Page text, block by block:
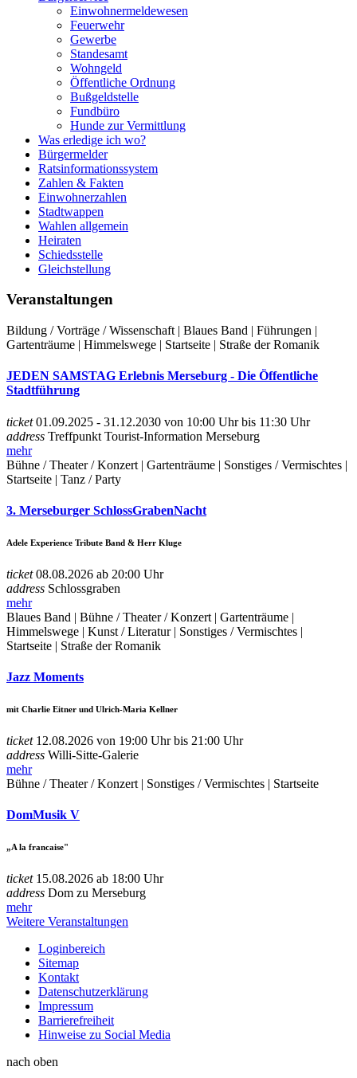
Einwohnermeldewesen
Feuerwehr
Gewerbe
Standesamt
Wohngeld
Öffentliche Ordnung
Bußgeldstelle
Fundbüro
Hunde zur Vermittlung
Was erledige ich wo?
Bürgermelder
Ratsinformationssystem
Zahlen & Fakten
Einwohnerzahlen
Stadtwappen
Wahlen allgemein
Heiraten
Schiedsstelle
Gleichstellung
Veranstaltungen
Bildung / Vorträge / Wissenschaft | Blaues Band | Führungen |
Gartenträume | Himmelswege | Startseite | Straße der Romanik
JEDEN SAMSTAG Erlebnis Merseburg - Die Öffentliche
Stadtführung
ticket01.09.2025 - 31.12.2030 von 10:00 Uhr bis 11:30 Uhr
address Treffpunkt Tourist-Information Merseburg
mehr
Bühne / Theater / Konzert | Gartenträume | Sonstiges / Vermischtes |
Startseite | Tanz / Party
3. Merseburger SchlossGrabenNacht
Adele Experience Tribute Band & Herr Kluge
ticket08.08.2026 ab 20:00 Uhr
address Schlossgraben
mehr
Blaues Band | Bühne / Theater / Konzert | Gartenträume |
Himmelswege | Kunst / Literatur | Sonstiges / Vermischtes |
Startseite | Straße der Romanik
Jazz Moments
mit Charlie Eitner und Ulrich-Maria Kellner
ticket12.08.2026 von 19:00 Uhr bis 21:00 Uhr
address Willi-Sitte-Galerie
mehr
Bühne / Theater / Konzert | Sonstiges / Vermischtes | Startseite
DomMusik V
„A la francaise"
ticket15.08.2026 ab 18:00 Uhr
address Dom zu Merseburg
mehr
Weitere Veranstaltungen
Loginbereich
Sitemap
Kontakt
Datenschutzerklärung
Impressum
Barrierefreiheit
Hinweise zu Social Media
nach oben